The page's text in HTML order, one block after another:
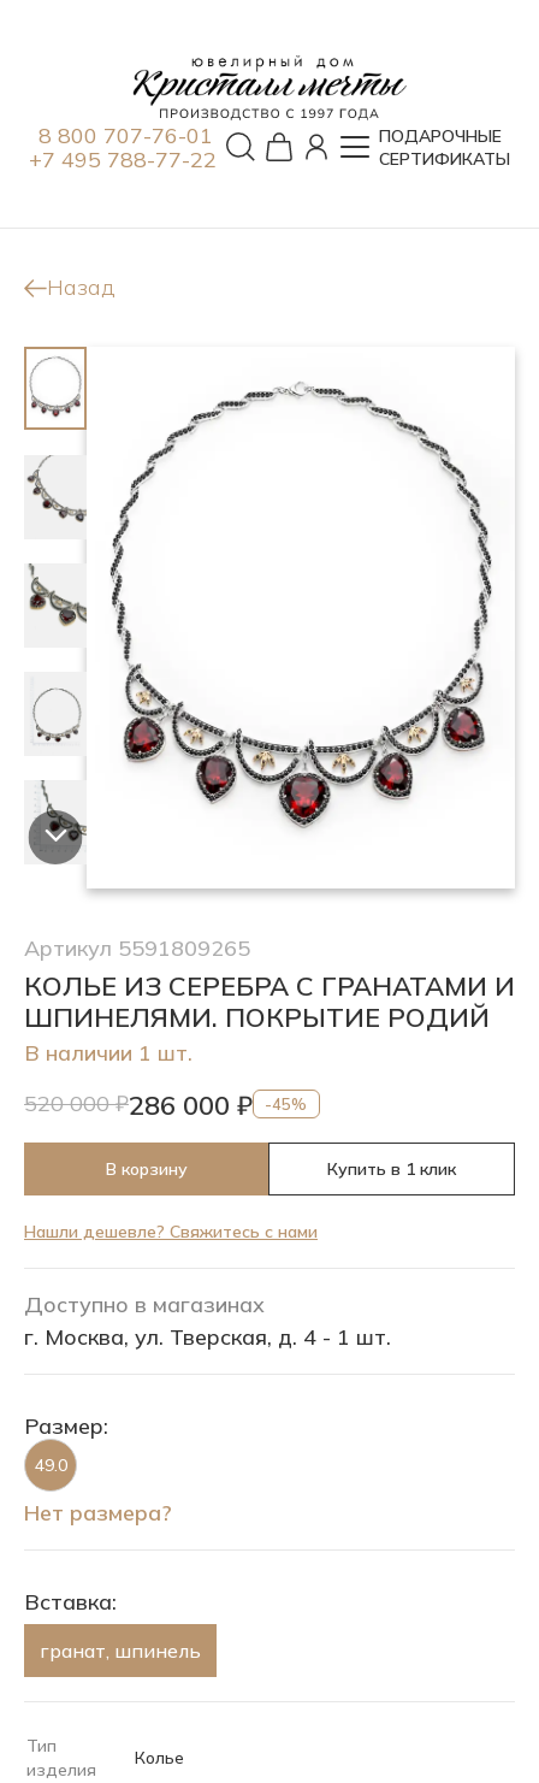
8 800 707-76-01
+7 495 788-77-22
ПОДАРОЧНЫЕ
СЕРТИФИКАТЫ
Назад
Артикул 5591809265
КОЛЬЕ ИЗ СЕРЕБРА С ГРАНАТАМИ И
ШПИНЕЛЯМИ. ПОКРЫТИЕ РОДИЙ
В наличии 1 шт.
520 000 ₽286 000 ₽ -45%
В корзину Купить в 1 клик
Нашли дешевле? Свяжитесь с нами
Доступно в магазинах
г. Москва, ул. Тверская, д. 4 - 1 шт.
Размер:
49.0
Нет размера?
Вставка:
гранат, шпинель
Тип
изделия
Колье